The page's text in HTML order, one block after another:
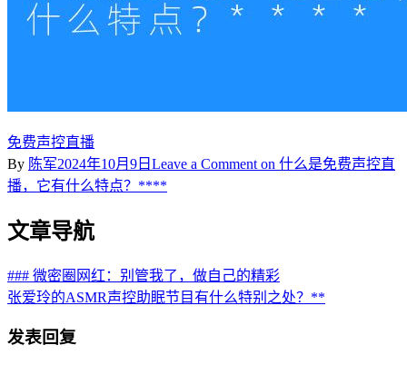
免费声控直播
By 陈军2024年10月9日 Leave a Comment on 什么是免费声控直
播，它有什么特点？****
文章导航
### 微密圈网红：别管我了，做自己的精彩
张爱玲的ASMR声控助眠节目有什么特别之处？**
发表回复